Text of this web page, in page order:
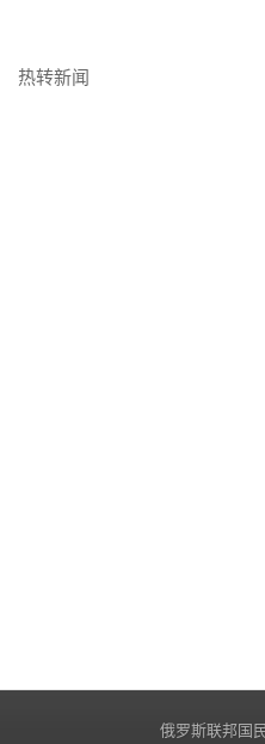
热转新闻
俄罗斯联邦国